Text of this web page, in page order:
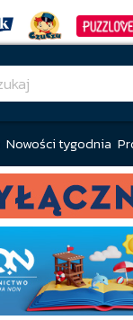
Nowości tygodnia